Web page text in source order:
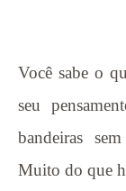
Você sabe o que defende? A sua verdade é fruto de
seu
bandeiras
Muito do que